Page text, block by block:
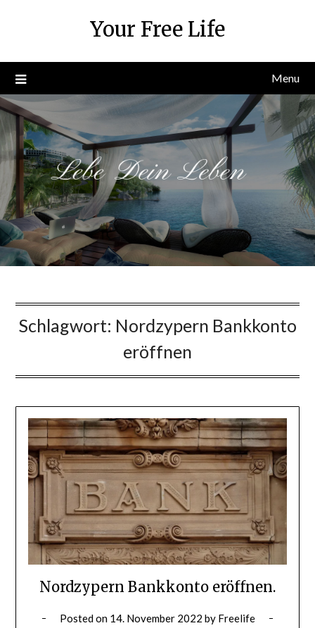
Your Free Life
Menu
Schlagwort: Nordzypern Bankkonto
eröffnen
Nordzypern Bankkonto eröffnen.
Posted on 14. November 2022 by Freelife